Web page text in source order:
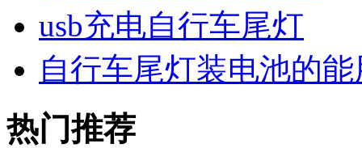
usb充电自行车尾灯
自行车尾灯装电池的
热门推荐